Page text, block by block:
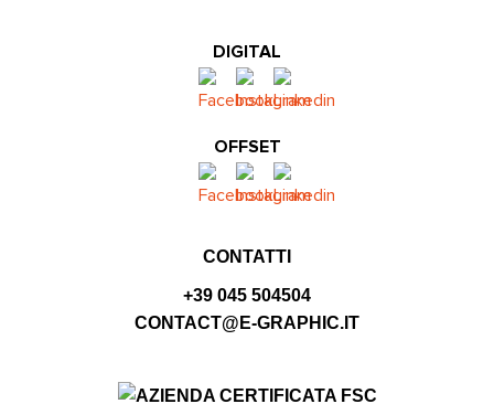
DIGITAL
OFFSET
CONTATTI
+39 045 504504
CONTACT@E-GRAPHIC.IT